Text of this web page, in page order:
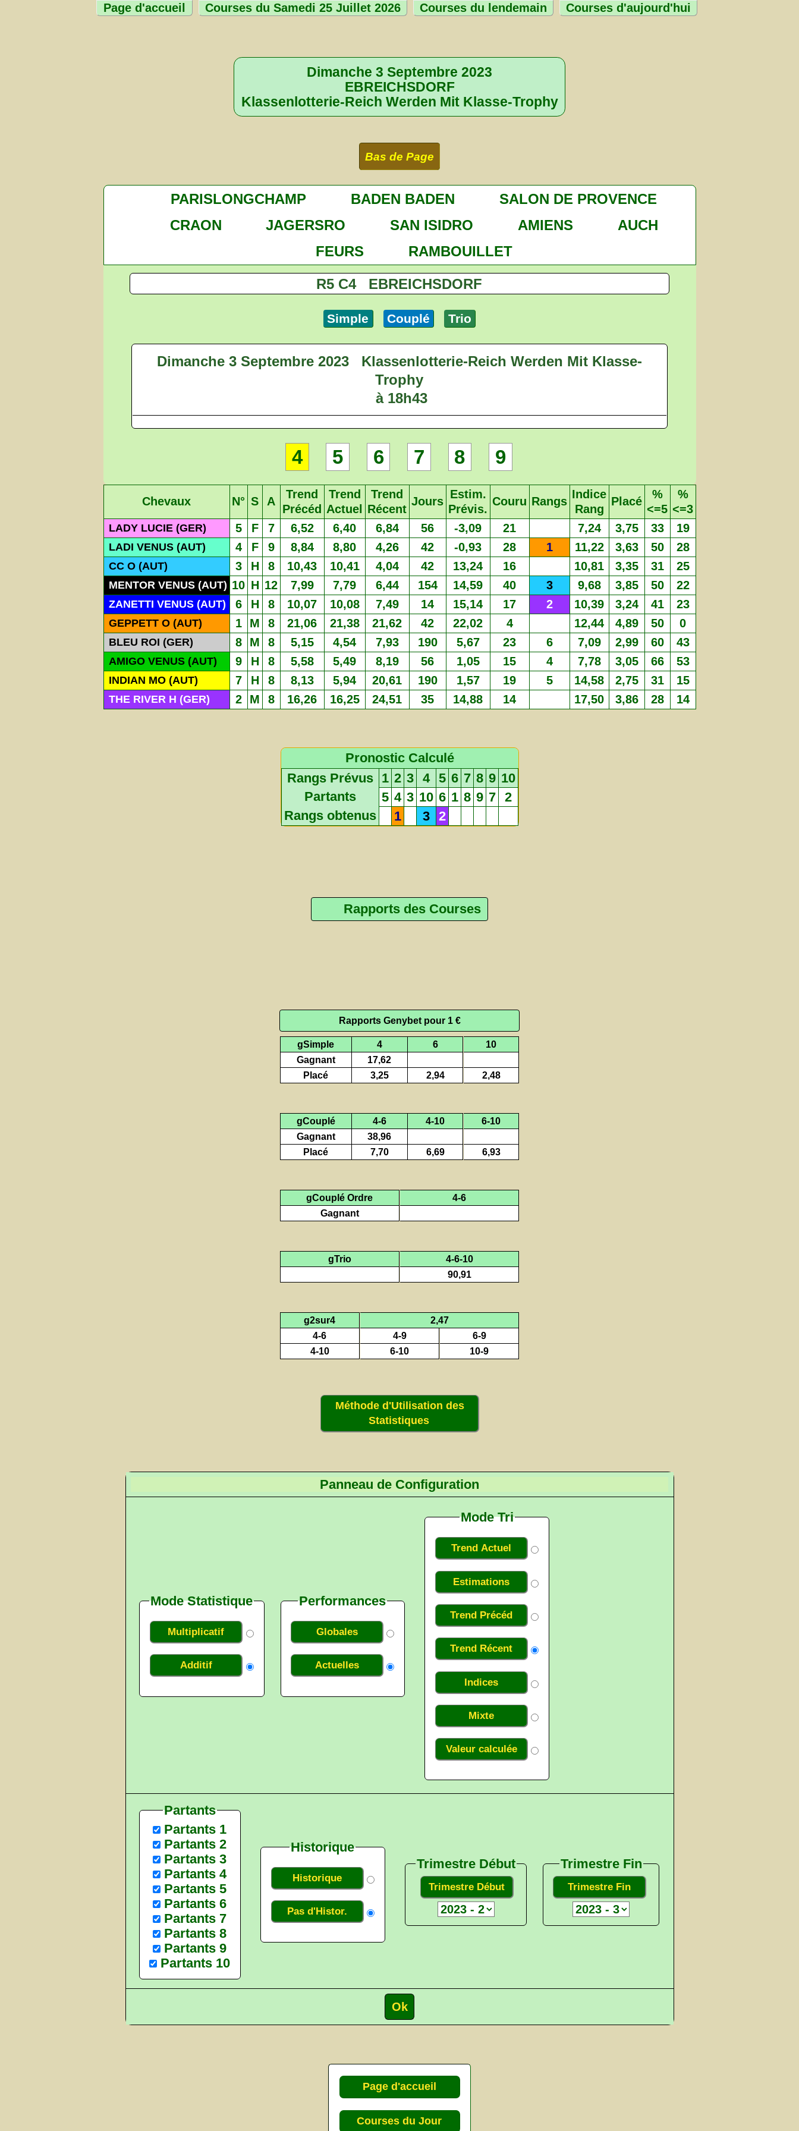
Page d'accueil Courses du Samedi 25 Juillet 2026 Courses du lendemain Courses d'aujourd'hui
Dimanche 3 Septembre 2023
EBREICHSDORF
Klassenlotterie-Reich Werden Mit Klasse-Trophy
Bas de Page
PARISLONGCHAMP BADEN BADEN
SALON DE PROVENCE
CRAON
JAGERSRO SAN ISIDRO AMIENS
AUCH
FEURS
RAMBOUILLET
R5 C4 EBREICHSDORF
Simple Couplé Trio
Dimanche 3 Septembre 2023
Klassenlotterie-Reich Werden Mit Klasse-
Trophy
à 18h43
4 5 6 7 8 9
Chevaux N° S A
Trend
Précéd
Trend
Actuel
Trend
Récent
Jours
Estim.
Prévis.
Couru Rangs
Indice
Rang
Placé
%
<=5
%
<=3
LADY LUCIE (GER) 5 F 7 6,52 6,40 6,84 56 -3,09 21 7,24 3,75 33 19
LADI VENUS (AUT) 4 F 9 8,84 8,80 4,26 42 -0,93 28 1 11,22 3,63 50 28
CC O (AUT) 3 H 8 10,43 10,41 4,04 42 13,24 16 10,81 3,35 31 25
MENTOR VENUS (AUT) 10 H 12 7,99 7,79 6,44 154 14,59 40 3 9,68 3,85 50 22
ZANETTI VENUS (AUT) 6 H 8 10,07 10,08 7,49 14 15,14 17 2 10,39 3,24 41 23
GEPPETT O (AUT) 1 M 8 21,06 21,38 21,62 42 22,02 4 12,44 4,89 50 0
BLEU ROI (GER) 8 M 8 5,15 4,54 7,93 190 5,67 23 6 7,09 2,99 60 43
AMIGO VENUS (AUT) 9 H 8 5,58 5,49 8,19 56 1,05 15 4 7,78 3,05 66 53
INDIAN MO (AUT) 7 H 8 8,13 5,94 20,61 190 1,57 19 5 14,58 2,75 31 15
THE RIVER H (GER) 2 M 8 16,26 16,25 24,51 35 14,88 14 17,50 3,86 28 14
Pronostic Calculé
Rangs Prévus
1 2 3 4 5 6 7 8 9 10
Partants
5 4 3 10 6 1 8 9 7
2
Rangs obtenus
1 3 2
Rapports des Courses
Rapports Genybet pour 1 €
gSimple 4 6
10
Gagnant
17,62
Placé
3,25 2,94 2,48
gCouplé 4-6 4-10
6-10
Gagnant
38,96
Placé
7,70 6,69 6,93
gCouplé Ordre
4-6
Gagnant
gTrio
4-6-10
90,91
g2sur4
2,47
4-6
4-9
6-9
4-10
6-10 10-9
Méthode d'Utilisation des
Statistiques
Panneau de Configuration
Mode Statistique
Multiplicatif
Additif
Performances
Globales
Actuelles
Mode Tri
Trend Actuel
Estimations
Trend Précéd
Trend Récent
Indices
Mixte
Valeur calculée
Partants
Partants 1
Partants 2
Partants 3
Partants 4
Partants 5
Partants 6
Partants 7
Partants 8
Partants 9
Partants 10
Historique
Historique
Pas d'Histor.
Trimestre Début
Trimestre Début
Trimestre Fin
Trimestre Fin
Page d'accueil
Courses du Jour